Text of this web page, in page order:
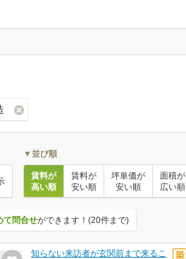
▼並び順
賃料が
高い順
賃料が
安い順
坪単価が
安い順
面積が
広い順
て問合せができます！(20件まで)
知らない来訪者が玄関前まで来るこ